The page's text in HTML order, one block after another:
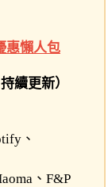
惠懶人包
續更新）
、
、F&P